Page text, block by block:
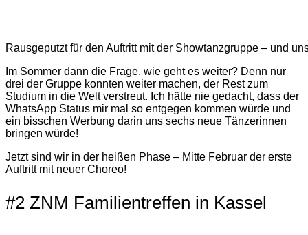
Rausgeputzt für den Auftritt mit der Showtanzgruppe – und
Im Sommer dann die Frage, wie geht es weiter? Denn nur
drei der Gruppe konnten weiter machen, der Rest zum
Studium in die Welt verstreut. Ich hätte nie gedacht, dass der
WhatsApp Status mir mal so entgegen kommen würde und
ein bisschen Werbung darin uns sechs neue Tänzerinnen
bringen würde!
Jetzt sind wir in der heißen Phase – Mitte Februar der erste
Auftritt mit neuer Choreo!
#2 ZNM Familientreffen in Kassel